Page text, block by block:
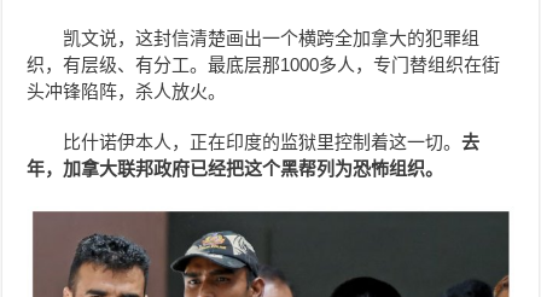
凯文说，这封信清楚画出一个横跨全加拿大的犯罪组
织，有层级、有分工。最底层那1000多人，专门替组织在街
头冲锋陷阵，杀人放火。
比什诺伊本人，正在印度的监狱里控制着这一切。去
年，加拿大联邦政府已经把这个黑帮列为恐怖组织。